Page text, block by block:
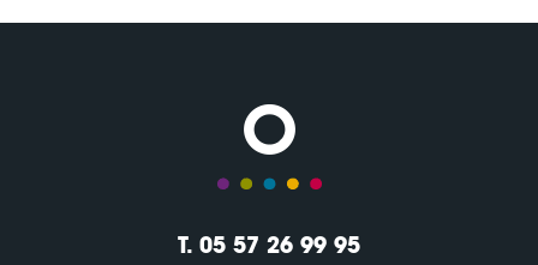
T. 05 57 26 99 95